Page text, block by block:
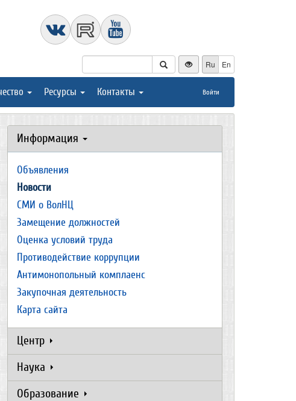
Ru En
Ресурсы Контакты Войти
Информация
Объявления
Новости
СМИ о ВолНЦ
Замещение должностей
Оценка условий труда
Противодействие коррупции
Антимонопольный комплаенс
Закупочная деятельность
Карта сайта
Центр
Наука
Образование